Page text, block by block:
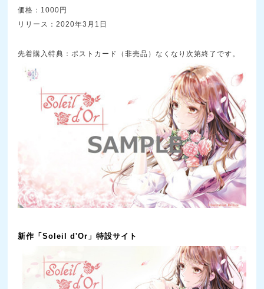
価格：1000円
リリース：2020年3月1日
先着購入特典：ポストカード（非売品）なくなり次第終了です。
新作「Soleil d'Or」特設サイト